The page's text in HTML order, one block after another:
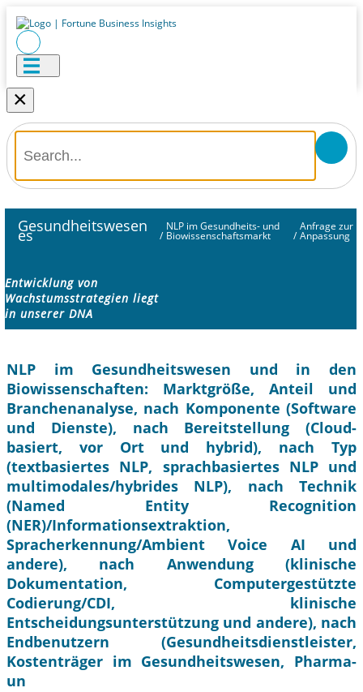
×
Gesundheitswesen
es /
NLP im Gesundheits- und
Biowissenschaftsmarkt /
Anfrage zur
Anpassung
Entwicklung von
Wachstumsstrategien liegt
in unserer DNA
NLP im Gesundheitswesen und in den
Biowissenschaften: Marktgröße, Anteil und
Branchenanalyse, nach Komponente (Software
und Dienste), nach Bereitstellung (Cloud-
basiert, vor Ort und hybrid), nach Typ
(textbasiertes NLP, sprachbasiertes NLP und
multimodales/hybrides NLP), nach Technik
(Named Entity Recognition
(NER)/Informationsextraktion,
Spracherkennung/Ambient Voice AI und
andere), nach Anwendung (klinische
Dokumentation, Computergestützte
Codierung/CDI, klinische
Entscheidungsunterstützung und andere), nach
Endbenutzern (Gesundheitsdienstleister,
Kostenträger im Gesundheitswesen, Pharma-
un